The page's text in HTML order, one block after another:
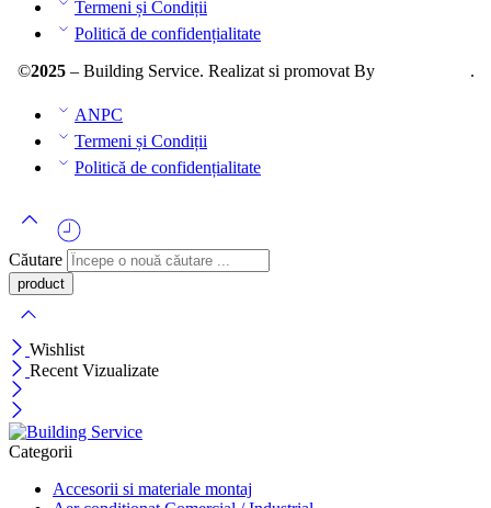
Termeni și Condiții
Politică de confidențialitate
©2025– Building Service. Realizat si promovat By .
ANPC
Termeni și Condiții
Politică de confidențialitate
Căutare
Wishlist
Recent Vizualizate
Categorii
Accesorii si materiale montaj